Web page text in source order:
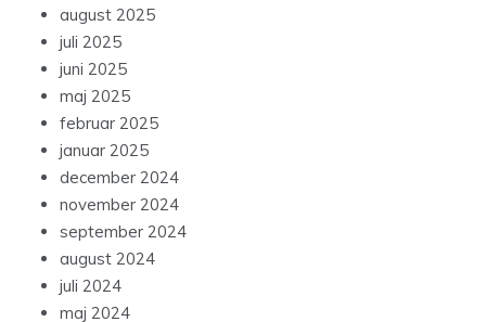
august 2025
juli 2025
juni 2025
maj 2025
februar 2025
januar 2025
december 2024
november 2024
september 2024
august 2024
juli 2024
maj 2024